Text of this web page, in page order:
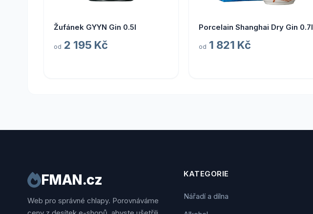
Žufánek GYYN Gin 0.5l
od 2 195 Kč
Porcelain Shanghai Dry Gin 0.7l
od 1 821 Kč
FMAN.cz
Web pro správné chlapy. Porovnáváme
KATEGORIE
Nářadí a dílna